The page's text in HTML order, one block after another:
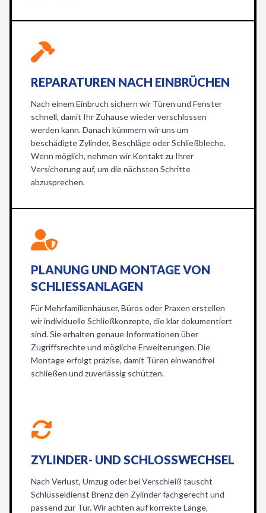
REPARATUREN NACH EINBRÜCHEN
Nach einem Einbruch sichern wir Türen und Fenster
schnell, damit Ihr Zuhause wieder verschlossen
werden kann. Danach kümmern wir uns um
beschädigte Zylinder, Beschläge oder Schließbleche.
Wenn möglich, nehmen wir Kontakt zu Ihrer
Versicherung auf, um die nächsten Schritte
abzusprechen.
PLANUNG UND MONTAGE VON
SCHLIESSANLAGEN
Für Mehrfamilienhäuser, Büros oder Praxen erstellen
wir individuelle Schließkonzepte, die klar dokumentiert
sind. Sie erhalten genaue Informationen über
Zugriffsrechte und mögliche Erweiterungen. Die
Montage erfolgt präzise, damit Türen einwandfrei
schließen und zuverlässig schützen.
ZYLINDER- UND SCHLOSSWECHSEL
Nach Verlust, Umzug oder bei Verschleiß tauscht
Schlüsseldienst Brenz den Zylinder fachgerecht und
passend zur Tür. Wir achten auf korrekte Länge,